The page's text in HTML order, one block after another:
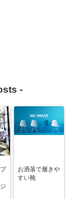
-
お洒落で履きや
すい靴